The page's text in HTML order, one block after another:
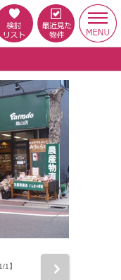
1/1】